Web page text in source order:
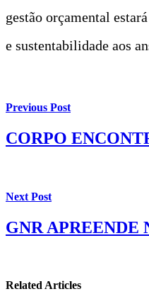
gestão orçamental
e sustentabilidade aos
Previous Post
CORPO
Next Post
GNR APREENDE
Related Articles